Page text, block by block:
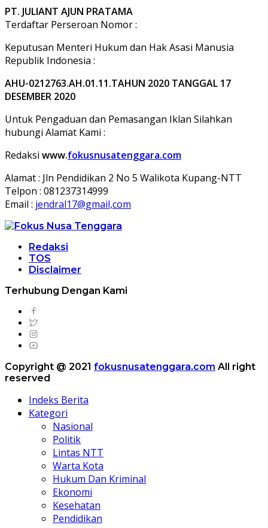
PT. JULIANT AJUN PRATAMA
Terdaftar Perseroan Nomor :
Keputusan Menteri Hukum dan Hak Asasi Manusia
Republik Indonesia :
AHU-0212763.AH.01.11.TAHUN 2020 TANGGAL 17
DESEMBER 2020
Untuk Pengaduan dan Pemasangan Iklan Silahkan
hubungi Alamat Kami :
Redaksi www.fokusnusatenggara.com
Alamat : Jln Pendidikan 2 No 5 Walikota Kupang-NTT
Telpon : 081237314999
Email : jendral17@gmail,com
Redaksi
TOS
Disclaimer
Terhubung Dengan Kami
Copyright @ 2021 fokusnusatenggara.com All right
reserved
Indeks Berita
Kategori
Nasional
Politik
Lintas NTT
Warta Kota
Hukum Dan Kriminal
Ekonomi
Kesehatan
Pendidikan